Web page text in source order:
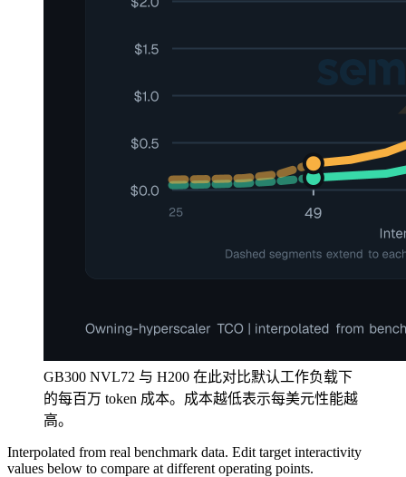
GB300 NVL72 与 H200 在此对比默认工作负载下
的每百万 token 成本。成本越低表示每美元性能越
高。
Interpolated from real benchmark data. Edit target interactivity
values below to compare at different operating points.